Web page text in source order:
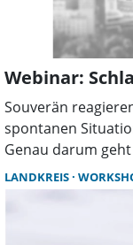
Webinar:
Souverän
spontanen
Genau darum
Frauen, das die
im
Schlagfertigkeit“
LANDKREIS